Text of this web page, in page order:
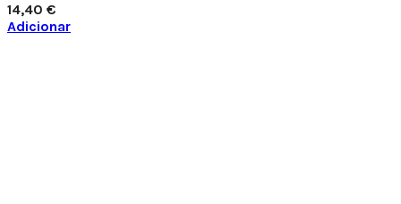
14,40 €
Adicionar